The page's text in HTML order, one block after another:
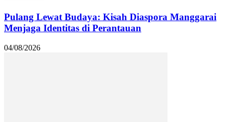
Pulang Lewat Budaya: Kisah Diaspora Manggarai
Menjaga Identitas di Perantauan
04/08/2026